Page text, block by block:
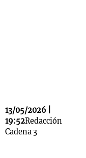
13/05/2026 |
19:52Redacción
Cadena 3